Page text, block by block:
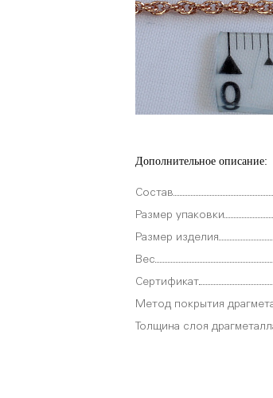
Дополнительное описание:
Состав
Размер упаковки
Размер изделия
Вес
Сертификат
Метод покрытия
Толщина слоя